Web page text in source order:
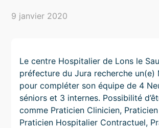
9 janvier 2020
Le centre Hospitalier de Lons le
préfecture du Jura recherche un(e)
pour compléter son équipe de 4
séniors et 3 internes. Possibilité
comme Praticien Clinicien,
Praticien Hospitalier Contractuel,